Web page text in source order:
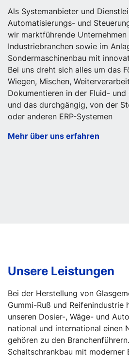
Als Systemanbieter und
Automatisierungs- und
wir marktführende Unternehmen
Industriebranchen sowie im
Sondermaschinenbau mit
Bei uns dreht sich alles um das
Wiegen, Mischen,
Dokumentieren in der Fluid-
und das durchgängig, von der
oder anderen ERP-Systemen
Mehr über uns erfahren
Unsere Leistungen
Bei der Herstellung von
Gummi-Ruß und Reifenindustrie
unseren Dosier-, Wäge- und
national und international einen
gehören zu den
Schaltschrankbau mit moderner